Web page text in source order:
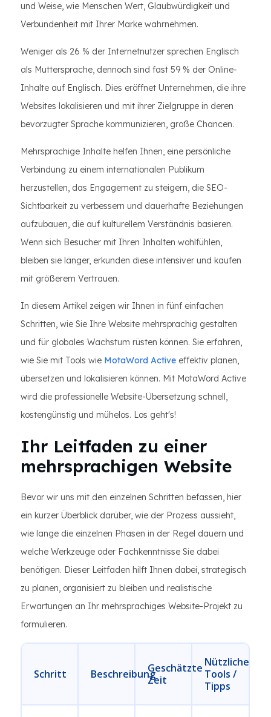
und Weise, wie Menschen Wert, Glaubwürdigkeit und
Verbundenheit mit Ihrer Marke wahrnehmen.
Weniger als 26 % der Internetnutzer sprechen Englisch
als Muttersprache, dennoch sind fast 59 % der Online-
Inhalte auf Englisch. Dies eröffnet Unternehmen, die ihre
Websites lokalisieren und mit ihrer Zielgruppe in deren
bevorzugter Sprache kommunizieren, große Chancen.
Mehrsprachige Inhalte helfen Ihnen, eine persönliche
Verbindung zu einem internationalen Publikum
herzustellen, das Engagement zu steigern, die SEO-
Sichtbarkeit zu verbessern und dauerhafte Beziehungen
aufzubauen, die auf kulturellem Verständnis basieren.
Wenn sich Besucher mit Ihren Inhalten wohlfühlen,
bleiben sie länger, erkunden diese intensiver und kaufen
mit größerem Vertrauen.
In diesem Artikel zeigen wir Ihnen in fünf einfachen
Schritten, wie Sie Ihre Website mehrsprachig gestalten
und für globales Wachstum rüsten können. Sie erfahren,
wie Sie mit Tools wie MotaWord Active effektiv planen,
übersetzen und lokalisieren können. Mit MotaWord Active
wird die professionelle Website-Übersetzung schnell,
kostengünstig und mühelos. Los geht's!
Ihr Leitfaden zu einer
mehrsprachigen Website
Bevor wir uns mit den einzelnen Schritten befassen, hier
ein kurzer Überblick darüber, wie der Prozess aussieht,
wie lange die einzelnen Phasen in der Regel dauern und
welche Werkzeuge oder Fachkenntnisse Sie dabei
benötigen. Dieser Leitfaden hilft Ihnen dabei, strategisch
zu planen, organisiert zu bleiben und realistische
Erwartungen an Ihr mehrsprachiges Website-Projekt zu
formulieren.
Schritt BeschreibungGeschätzte
Zeit
Nützliche
Tools /
Tipps